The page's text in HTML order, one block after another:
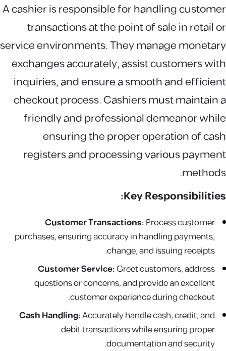
A cashier is responsible for handling customer
transactions at the point of sale in retail or
service environments. They manage monetary
exchanges accurately, assist customers with
inquiries, and ensure a smooth and efficient
checkout process. Cashiers must maintain a
friendly and professional demeanor while
ensuring the proper operation of cash
registers and processing various payment
methods.
Key Responsibilities:
Customer Transactions:Process customer
purchases, ensuring accuracy in handling payments,
change, and issuing receipts.
Customer Service:Greet customers, address
questions or concerns, and provide an excellent
customer experience during checkout.
Cash Handling:Accurately handle cash, credit, and
debit transactions while ensuring proper
documentation and security.